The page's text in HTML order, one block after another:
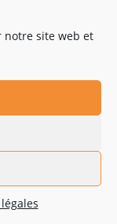
notre site web et
ET